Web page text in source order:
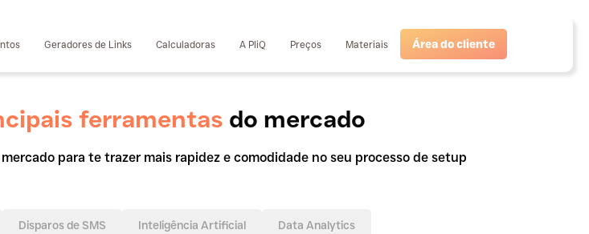
Geradores de Links Calculadoras A PliQ Preços Materiais Área do cliente
ferramentas do mercado
para te trazer mais rapidez e comodidade no seu processo de setup
Disparos de SMS Inteligência Artificial Data Analytics